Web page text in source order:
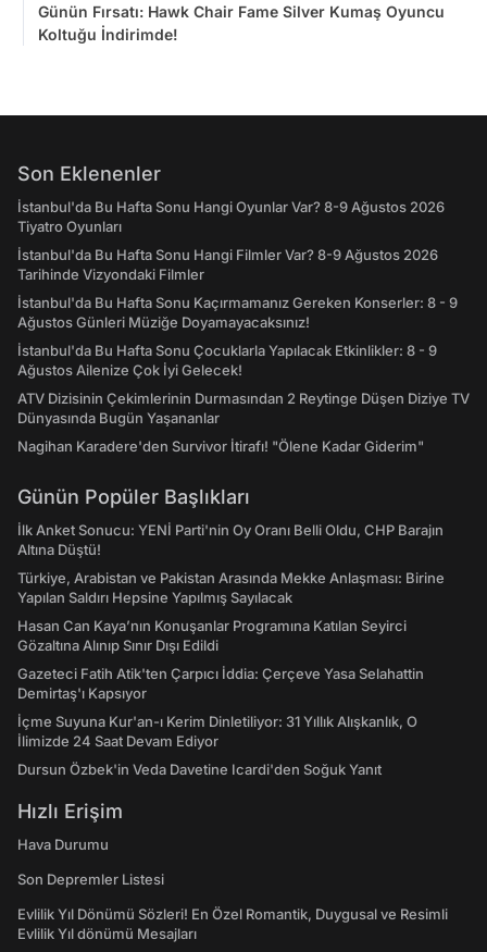
Günün Fırsatı: Hawk Chair Fame Silver Kumaş Oyuncu
Koltuğu İndirimde!
Son Eklenenler
İstanbul'da Bu Hafta Sonu Hangi Oyunlar Var? 8-9 Ağustos 2026
Tiyatro Oyunları
İstanbul'da Bu Hafta Sonu Hangi Filmler Var? 8-9 Ağustos 2026
Tarihinde Vizyondaki Filmler
İstanbul'da Bu Hafta Sonu Kaçırmamanız Gereken Konserler: 8 - 9
Ağustos Günleri Müziğe Doyamayacaksınız!
İstanbul'da Bu Hafta Sonu Çocuklarla Yapılacak Etkinlikler: 8 - 9
Ağustos Ailenize Çok İyi Gelecek!
ATV Dizisinin Çekimlerinin Durmasından 2 Reytinge Düşen Diziye TV
Dünyasında Bugün Yaşananlar
Nagihan Karadere'den Survivor İtirafı! "Ölene Kadar Giderim"
Günün Popüler Başlıkları
İlk Anket Sonucu: YENİ Parti'nin Oy Oranı Belli Oldu, CHP Barajın
Altına Düştü!
Türkiye, Arabistan ve Pakistan Arasında Mekke Anlaşması: Birine
Yapılan Saldırı Hepsine Yapılmış Sayılacak
Hasan Can Kaya’nın Konuşanlar Programına Katılan Seyirci
Gözaltına Alınıp Sınır Dışı Edildi
Gazeteci Fatih Atik'ten Çarpıcı İddia: Çerçeve Yasa Selahattin
Demirtaş'ı Kapsıyor
İçme Suyuna Kur'an-ı Kerim Dinletiliyor: 31 Yıllık Alışkanlık, O
İlimizde 24 Saat Devam Ediyor
Dursun Özbek'in Veda Davetine Icardi'den Soğuk Yanıt
Hızlı Erişim
Hava Durumu
Son Depremler Listesi
Evlilik Yıl Dönümü Sözleri! En Özel Romantik, Duygusal ve Resimli
Evlilik Yıl dönümü Mesajları